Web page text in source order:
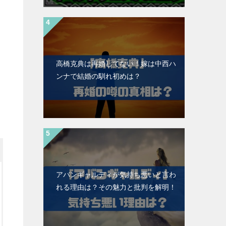
高橋克典は再婚してない！嫁は中西ハ
ンナで結婚の馴れ初めは？
アバンギャルディが気持ち悪いと言わ
れる理由は？その魅力と批判を解明！